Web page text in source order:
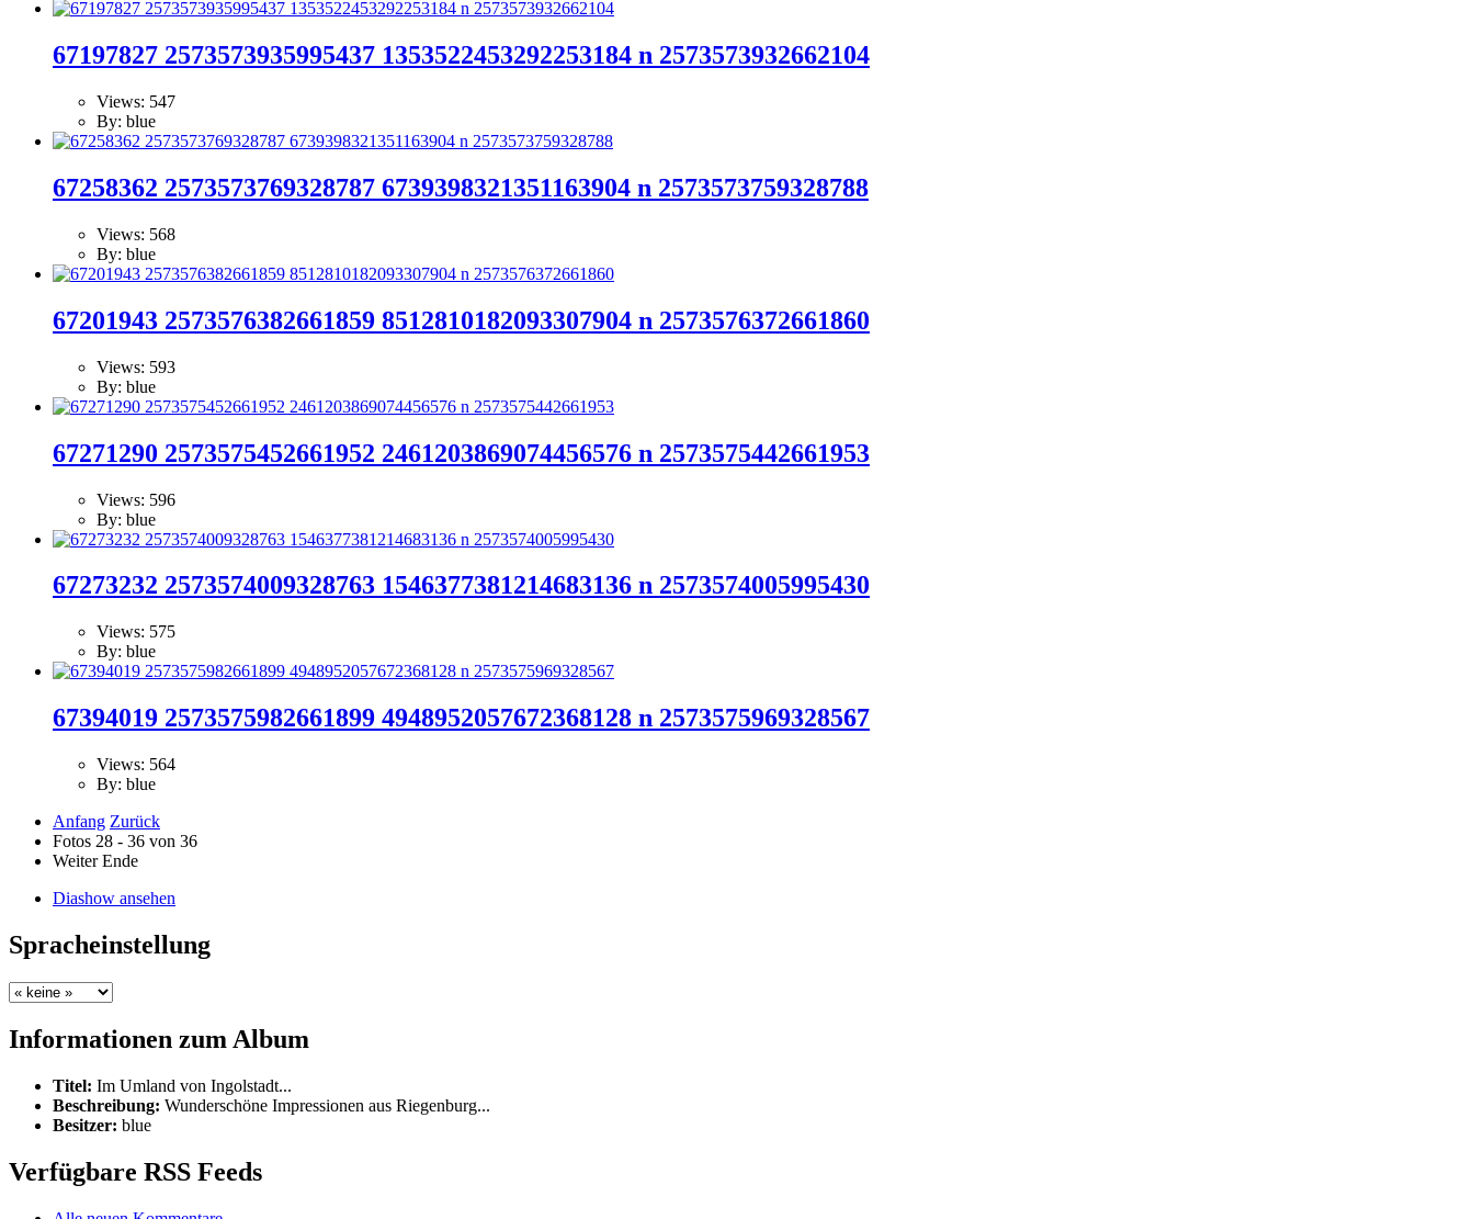
67197827 2573573935995437 1353522453292253184 n 2573573932662104
Views: 547
By: blue
67258362 2573573769328787 6739398321351163904 n 2573573759328788
Views: 568
By: blue
67201943 2573576382661859 8512810182093307904 n 2573576372661860
Views: 593
By: blue
67271290 2573575452661952 2461203869074456576 n 2573575442661953
Views: 596
By: blue
67273232 2573574009328763 1546377381214683136 n 2573574005995430
Views: 575
By: blue
67394019 2573575982661899 4948952057672368128 n 2573575969328567
Views: 564
By: blue
Anfang Zurück
Fotos 28 - 36 von 36
Weiter Ende
Diashow ansehen
Spracheinstellung
Informationen zum Album
Titel: Im Umland von Ingolstadt...
Beschreibung: Wunderschöne Impressionen aus Riegenburg...
Besitzer: blue
Verfügbare RSS Feeds